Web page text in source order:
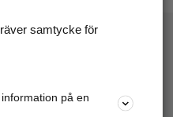
samtycke för
på en